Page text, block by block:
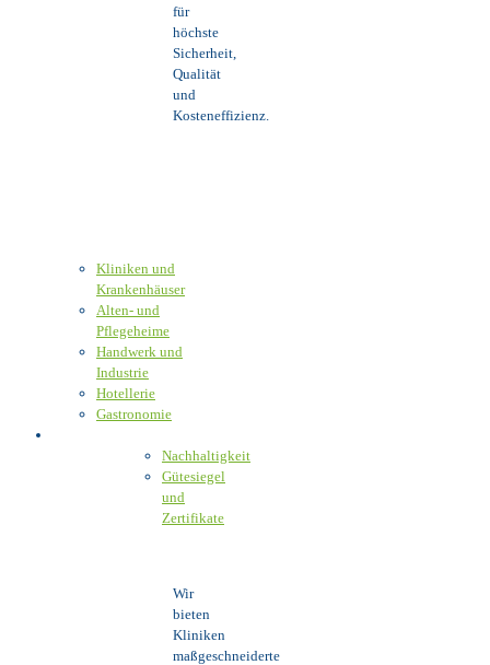
für
höchste
Sicherheit,
Qualität
und
Kosteneffizienz.
Kliniken und
Krankenhäuser
Alten- und
Pflegeheime
Handwerk und
Industrie
Hotellerie
Gastronomie
Nachhaltigkeit
Gütesiegel
und
Zertifikate
Wir
bieten
Kliniken
maßgeschneiderte